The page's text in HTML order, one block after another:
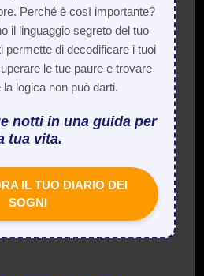
Perché è così importante?
il linguaggio segreto del tuo
permette di decodificare i tuoi
le tue paure e trovare
logica non può darti.
notti in una guida per
tua vita.
IL TUO DIARIO DEI
SOGNI